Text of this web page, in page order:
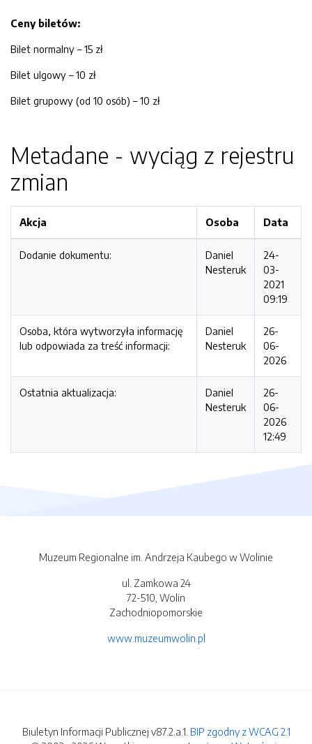
Ceny biletów:
Bilet normalny – 15 zł
Bilet ulgowy – 10 zł
Bilet grupowy (od 10 osób) – 10 zł
Metadane - wyciąg z rejestru
zmian
Akcja Osoba Data
Dodanie dokumentu:
Daniel
Nesteruk
24-
03-
2021
09:19
Osoba, która wytworzyła informację
lub odpowiada za treść informacji:
Daniel
Nesteruk
26-
06-
2026
Ostatnia aktualizacja:
Daniel
Nesteruk
26-
06-
2026
12:49
Muzeum Regionalne im. Andrzeja Kaubego w Wolinie
ul. Zamkowa 24
72-510, Wolin
Zachodniopomorskie
www.muzeumwolin.pl
Biuletyn Informacji Publicznej v87.2.a.1. BIP zgodny z WCAG 2.1